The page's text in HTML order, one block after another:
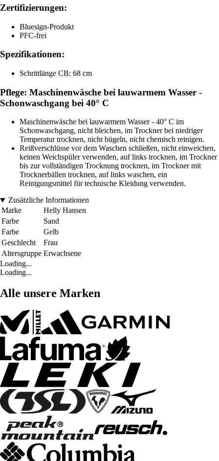
Zertifizierungen:
Bluesign-Produkt
PFC-frei
Spezifikationen:
Schrittlänge CB: 68 cm
Pflege: Maschinenwäsche bei lauwarmem Wasser -
Schonwaschgang bei 40° C
Maschinenwäsche bei lauwarmem Wasser - 40° C im
Schonwaschgang, nicht bleichen, im Trockner bei niedriger
Temperatur trocknen, nicht bügeln, nicht chemisch reinigen.
Reißverschlüsse vor dem Waschen schließen, nicht einweichen,
keinen Weichspüler verwenden, auf links trocknen, im Trockner
bis zur vollständigen Trocknung trocknen, im Trockner mit
Trocknerbällen trocknen, auf links waschen, ein
Reinigungsmittel für technische Kleidung verwenden.
Zusätzliche Informationen
Marke
Helly Hansen
Farbe
Sand
Farbe
Gelb
Geschlecht
Frau
Altersgruppe Erwachsene
Loading...
Loading...
Alle unsere Marken